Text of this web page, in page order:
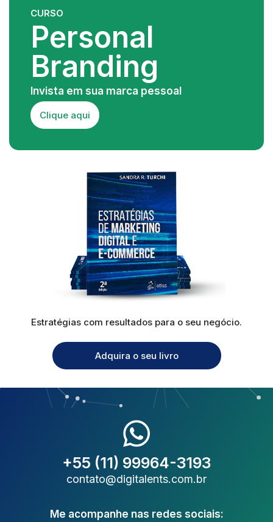
CURSO
Personal
Branding
Invista em sua marca pessoal
Clique aqui
Estratégias com resultados para o seu negócio.
Adquira o seu livro
+55 (11) 99964-3193
contato@digitalents.com.br
Me acompanhe nas redes sociais: